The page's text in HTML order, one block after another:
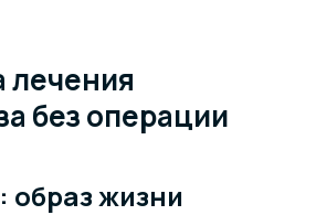
лечения
без операции
жизни